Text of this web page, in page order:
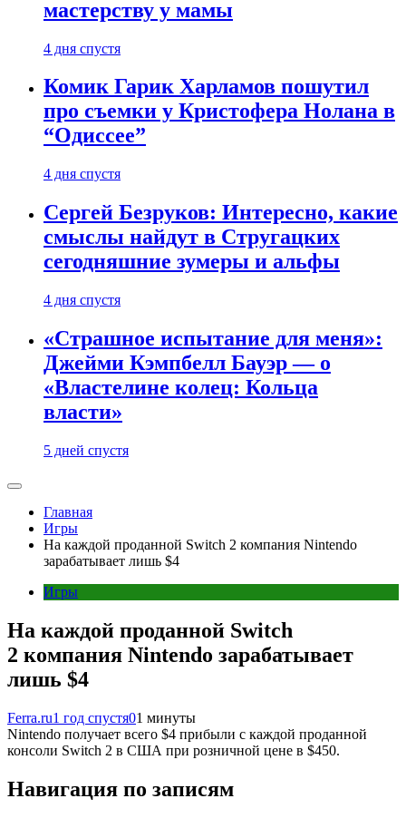
мастерству у мамы
4 дня спустя
Комик Гарик Харламов пошутил
про съемки у Кристофера Нолана в
“Одиссее”
4 дня спустя
Сергей Безруков: Интересно, какие
смыслы найдут в Стругацких
сегодняшние зумеры и альфы
4 дня спустя
«Страшное испытание для меня»:
Джейми Кэмпбелл Бауэр — о
«Властелине колец: Кольца
власти»
5 дней спустя
Главная
Игры
На каждой проданной Switch 2 компания Nintendo
зарабатывает лишь $4
Игры
На каждой проданной Switch
2 компания Nintendo зарабатывает
лишь $4
Ferra.ru1 год спустя01 минуты
Nintendo получает всего $4 прибыли с каждой проданной
консоли Switch 2 в США при розничной цене в $450.
Навигация по записям